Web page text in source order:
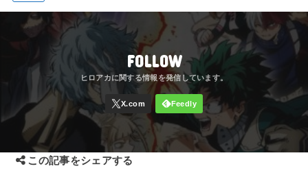
FOLLOW
この記事をシェアする